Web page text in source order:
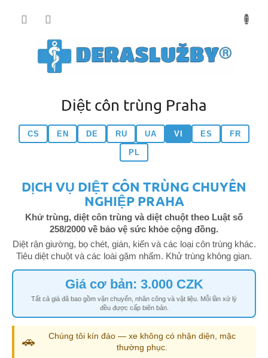
Diệt côn trùng Praha
CS EN DE RU UA VI ES FR
PL
DỊCH VỤ DIỆT CÔN TRÙNG CHUYÊN
NGHIỆP PRAHA
Khử trùng, diệt côn trùng và diệt chuột theo Luật số
258/2000 về bảo vệ sức khỏe cộng đồng.
Diệt rận giường, bọ chét, gián, kiến và các loại côn trùng khác.
Tiêu diệt chuột và các loài gặm nhấm. Khử trùng không gian.
Giá cơ bản: 3.000 CZK
Tất cả giá đã bao gồm vận chuyển, nhân công và vật liệu. Mỗi lần xử lý
đều được cấp biên bản.
🚗
Chúng tôi kín đáo — xe không có nhận diện, mặc
thường phục.